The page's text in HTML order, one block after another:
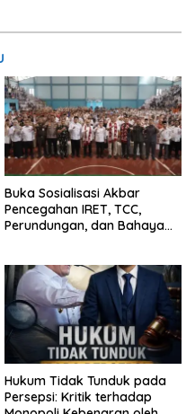
Buka Sosialisasi Akbar
Pencegahan IRET, TCC,
Perundungan, dan Bahaya
bisa jaga diri, 60% masa
depan sudah ada di tangan”
Hukum Tidak Tunduk pada
Persepsi: Kritik terhadap